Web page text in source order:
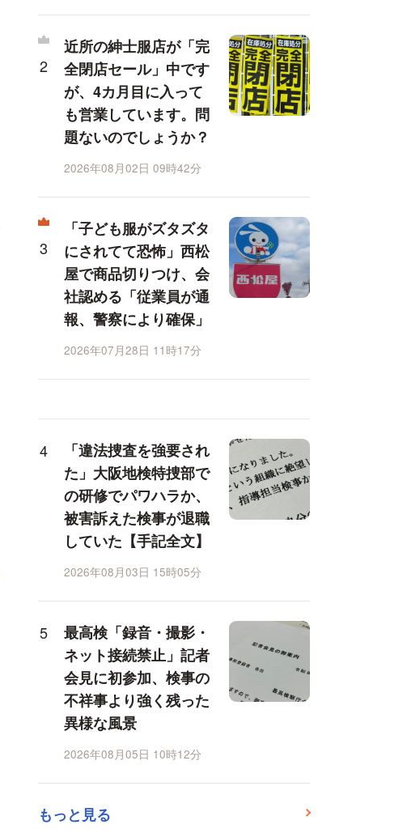
近所の紳士服店が「完
全閉店セール」中です
が、4カ月目に入って
も営業しています。問
題ないのでしょうか？
2026年08月02日 09時42分
「子ども服がズタズタ
にされてて恐怖」西松
屋で商品切りつけ、会
社認める「従業員が通
報、警察により確保」
2026年07月28日 11時17分
「違法捜査を強要され
た」大阪地検特捜部で
の研修でパワハラか、
被害訴えた検事が退職
していた【手記全文】
2026年08月03日 15時05分
最高検「録音・撮影・
ネット接続禁止」記者
会見に初参加、検事の
不祥事より強く残った
異様な風景
2026年08月05日 10時12分
もっと見る